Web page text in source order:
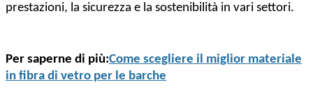
prestazioni, la sicurezza e la sostenibilità in vari settori.
Per saperne di più:Come scegliere il miglior materiale
in fibra di vetro per le barche